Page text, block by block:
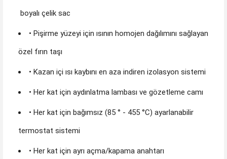
boyalı çelik sac
• Pişirme yüzeyi için ısının homojen dağılımını sağlayan
özel fırın taşı
• Kazan içi ısı kaybını en aza indiren izolasyon sistemi
• Her kat için aydınlatma lambası ve gözetleme camı
• Her kat için bağımsız (85 ° - 455 °C) ayarlanabilir
termostat sistemi
• Her kat için ayrı açma/kapama anahtarı